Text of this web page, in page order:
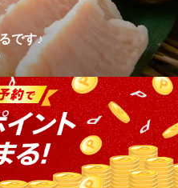
海堺
です♪
が豊富に含まれております♪脂
ンを食べて男性の皆様もお肌ぷ
ルモン たか家）